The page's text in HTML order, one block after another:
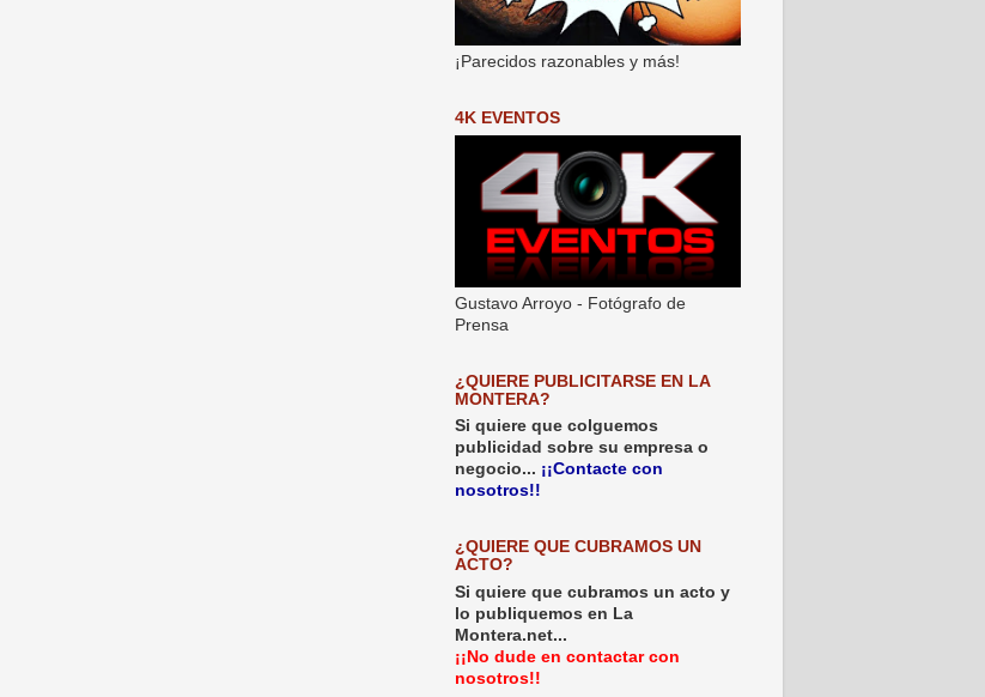
¡Parecidos razonables y más!
4K EVENTOS
Gustavo Arroyo - Fotógrafo de
Prensa
¿QUIERE PUBLICITARSE EN LA
MONTERA?
Si quiere que colguemos
publicidad sobre su empresa o
negocio... ¡¡Contacte con
nosotros!!
¿QUIERE QUE CUBRAMOS UN
ACTO?
Si quiere que cubramos un acto y
lo publiquemos en La
Montera.net...
¡¡No dude en contactar con
nosotros!!